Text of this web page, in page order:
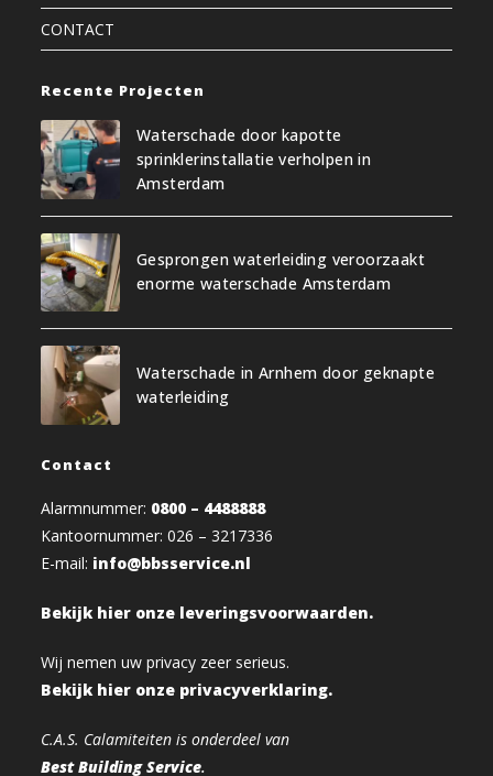
CONTACT
Recente Projecten
Waterschade door kapotte
sprinklerinstallatie verholpen in
Amsterdam
Gesprongen waterleiding veroorzaakt
enorme waterschade Amsterdam
Waterschade in Arnhem door geknapte
waterleiding
Contact
Alarmnummer: 0800 – 4488888
Kantoornummer: 026 – 3217336
E-mail: info@bbsservice.nl
Bekijk hier onze leveringsvoorwaarden.
Wij nemen uw privacy zeer serieus.
Bekijk hier onze privacyverklaring.
C.A.S. Calamiteiten is onderdeel van
Best Building Service.